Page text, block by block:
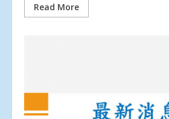
Read More